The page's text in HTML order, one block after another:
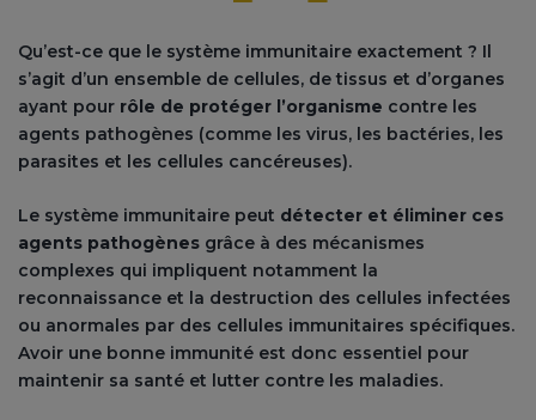
Qu’est-ce que le système immunitaire exactement ? Il
s’agit d’un ensemble de cellules, de tissus et d’organes
ayant pour rôle de protéger l’organisme contre les
agents pathogènes (comme les virus, les bactéries, les
parasites et les cellules cancéreuses).
Le système immunitaire peut détecter et éliminer ces
agents pathogènes grâce à des mécanismes
complexes qui impliquent notamment la
reconnaissance et la destruction des cellules infectées
ou anormales par des cellules immunitaires spécifiques.
Avoir une bonne immunité est donc essentiel pour
maintenir sa santé et lutter contre les maladies.